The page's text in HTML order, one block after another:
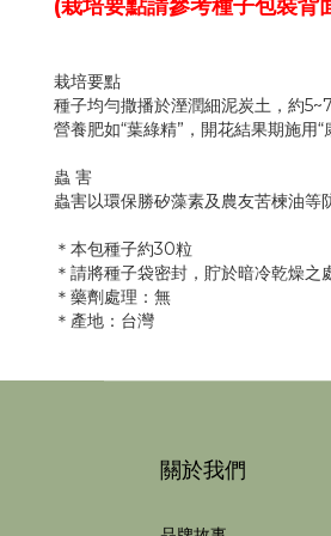
(栽培要點請參考種子包裝背
栽培要點
種子均勻撒播於溼潤細泥炭土，約
營養肥如“葉綠精”，開花結果期施用
蟲 害
蟲害以環保勝矽藻素及農友苦楝油等
＊本包種子約30粒
＊請將種子袋密封，貯於暗冷乾燥之
＊藥劑處理：無
＊產地：台灣
關於我們